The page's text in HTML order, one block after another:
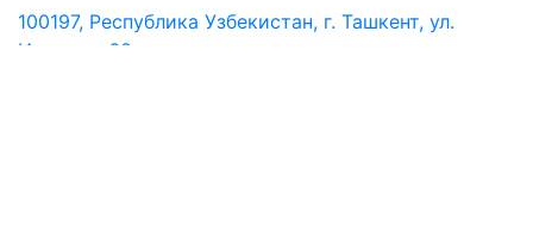
100197, Республика Узбекистан, г. Ташкент, ул.
Интизор, 68.